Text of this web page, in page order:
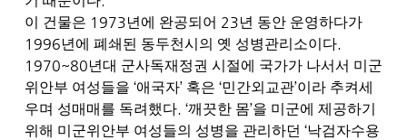
이 건물은 1973년 에 완공되어 23년 동안 운영하다가
1996년에 폐쇄된 동두천시의 옛 성병관리소이다.
1970~80년대 군사독재정권 시절에 국가가 나서서 미군
위안부 여성들을 ‘애국자’ 혹은 ‘민간외교관’이라 추켜세
우며 성매매를 독려했다. ‘깨끗한 몸’을 미군에 제공하기
위해 미군위안부 여성들의 성병을 관리하던 ‘낙검자수용